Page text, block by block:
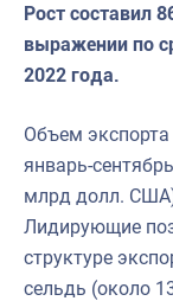
Рост составил
выражении по
2022 года.
Объем
январь-
млрд долл.
Лидирующие
структуре
сельдь (около